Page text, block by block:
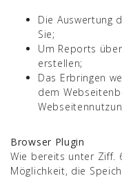
Die Auswertung
Sie;
Um Reports
erstellen;
Das Erbringen
dem
Browser Plugin
Wie bereits unter Ziff.
Möglichkeit, die